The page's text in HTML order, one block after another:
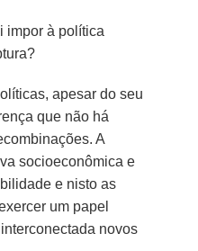
impor à política
apesar do seu
que não há
A
socioeconômica e
e nisto as
um papel
novos